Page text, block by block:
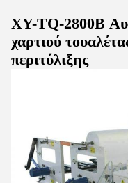
XY-TQ-2800B
χαρτιού
περιτύλιξης